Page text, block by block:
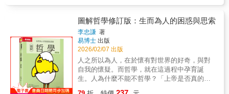
發，層層拆解「論述、資料、證據與證明」間
常被混淆的關係。作者指出多數誤導並非來自
赤裸的假訊息，而是被包裝得精緻動人的故
事、似是而非的統計與被過度詮釋的研究。在
後真相時代，辨識真偽是每個公民的基本素
養。本書提供一套清晰且可操作的思考框架，
讓我們在情緒與立場之前，先回到證據與邏
法的左右。影響所及也不只是人的態度和性
是地球的生命，都受到想法的影響。 在思想國
度中可以幫助了解主要的思想脈絡，它們的多
樣性以及彼此衝突甚至對立的點。 知道哪些想
法是可能的、有哪些陣營彼此互相抗衡，以及
哪些陷阱該避免...... 」──異議仙女 某天，名
叫愛麗絲的女孩意外掉進了兔子洞，認識了智
鼠與瘋鼠、袋鼠、異議仙女與白皇后。那是一
《智慧書》——人類思想史上，具有永恆價值
的三大智慧奇書之一！歐洲有許多學者相信，
千百年以來，人類思想史上具有永恆價值的處
世智慧包含於三大奇書：一是《智慧書》，二
是《君主論》，三是《孫子兵法》。◎ 300個
處世箴言——問世400年，暢銷400年！《智慧
書》自從一六四七年問世以來，深受讀者喜
愛，歷經幾百年時光之淘洗而不衰。德國哲學
家叔本華曾經刻意將其譯成德文，並且盛讚此
圖解哲學修訂版：生而為人的困惑與思索
李忠謙 著
易博士 出版
2026/02/07 出版
人之所以為人，在於懷有對世界的好奇，與對
自我的懷疑。而哲學，就在這過程中孕育誕
生。人為什麼不能不哲學？「上帝是否真的存